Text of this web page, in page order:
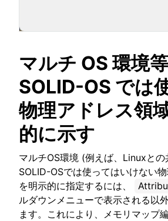
マルチ OS 環境等
SOLID-OS では
物理アドレス領
的に示す
マルチOS環境 (例えば、Linuxとの
SOLID-OSでは使ってはいけない
を明示的に指定するには、
ルダウンメニューで表示される以
ます。これにより、メモリマップ